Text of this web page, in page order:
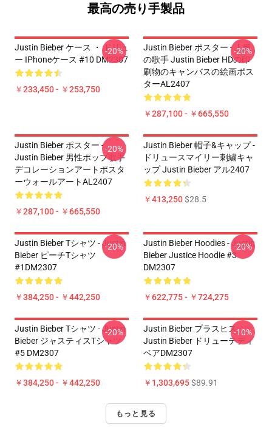
最高の売り手製品
Justin Bieber ケース ・ ドリュ
ー IPhoneケース #10 DM2307
￥233,450 - ￥253,750
-20%
Justin Bieber ポスター - 人気
の歌手 Justin Bieber HDの印
刷物のキャンバスの絵画ポス
ターAL2407
￥287,100 - ￥665,550
-20%
Justin Bieber ポスター -
Justin Bieber 男性ポップ歌手
デコレーションアートポスタ
ーウォールアートAL2407
￥287,100 - ￥665,550
-20%
Justin Bieber 帽子&キャップ -
ドリュースマイリー刺繍キャ
ップ Justin Bieber アル2407
￥413,250$28.5
Justin Bieber Tシャツ - Justin
Bieber ピーチTシャツ
#1DM2307
￥384,250 - ￥442,250
-20%
Justin Bieber Hoodies - Justin
Bieber Justice Hoodie #3
DM2307
￥622,775 - ￥724,275
-20%
Justin Bieber Tシャツ - Justin
Bieber ジャスティスTシャツ
#5 DM2307
￥384,250 - ￥442,250
-20%
Justin Bieber プラスヒス -
Justin Bieber ドリューテディ
ベアDM2307
￥1,303,695$89.91
-10%
もっと見る